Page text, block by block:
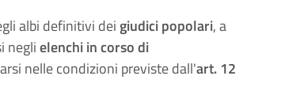
albi definitivi dei giudici popolari, a
neglielenchi in corso di
nelle condizioni previste dall'art. 12